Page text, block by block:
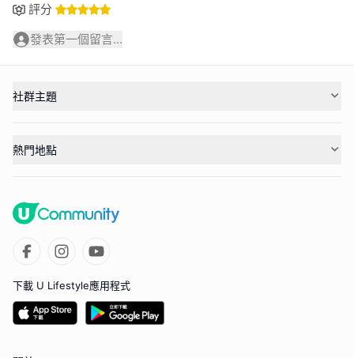
評分
發表第一個留言...
社群主題
熱門地點
下載 U Lifestyle應用程式